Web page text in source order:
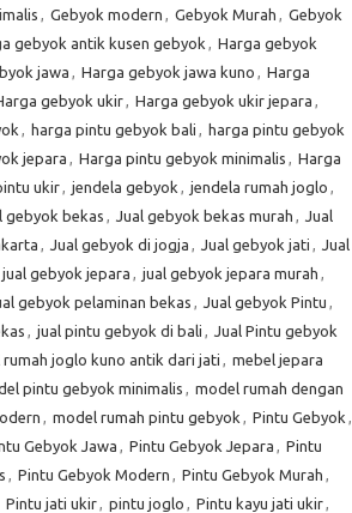
, Gebyok modern , Gebyok Murah , Gebyok
gebyok antik kusen gebyok , Harga gebyok
jawa , Harga gebyok jawa kuno , Harga
gebyok ukir, Harga gebyok ukir jepara ,
, harga pintu gebyok bali , harga pintu gebyok
jepara , Harga pintu gebyok minimalis , Harga
ukir, jendela gebyok , jendela rumah joglo ,
gebyok bekas , Jual gebyok bekas murah , Jual
, Jual gebyok di jogja , Jual gebyok jati , Jual
jual gebyok jepara , jual gebyok jepara murah ,
gebyok pelaminan bekas , Jual gebyok Pintu ,
, jual pintu gebyok di bali , Jual Pintu gebyok
rumah joglo kuno antik dari jati , mebel jepara
pintu gebyok minimalis , model rumah dengan
, model rumah pintu gebyok , Pintu Gebyok ,
Gebyok Jawa , Pintu Gebyok Jepara , Pintu
, Pintu Gebyok Modern , Pintu Gebyok Murah ,
Pintu jati ukir, pintu joglo , Pintu kayu jati ukir,